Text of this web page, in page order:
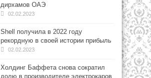
дирхамов ОАЭ
02.02.2023
Shell получила в 2022 году
рекордную в своей истории прибыль
02.02.2023
Холдинг Баффета снова сократил
долю в производителе электрокаров